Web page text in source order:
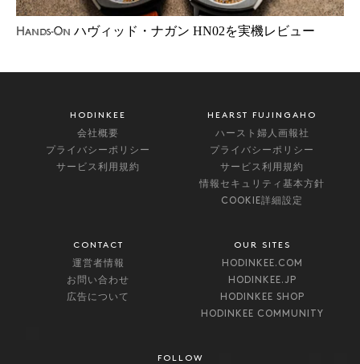
Hands-On ハヴィッド・ナガン HN02を実機レビュー
HODINKEE
会社概要
プライバシーポリシー
サービス利用規約
HEARST FUJINGAHO
ハースト婦人画報社
プライバシーポリシー
サービス利用規約
情報セキュリティ基本方針
COOKIE詳細設定
CONTACT
運営者情報
お問い合わせ
広告について
OUR SITES
HODINKEE.COM
HODINKEE.JP
HODINKEE SHOP
HODINKEE COMMUNITY
FOLLOW